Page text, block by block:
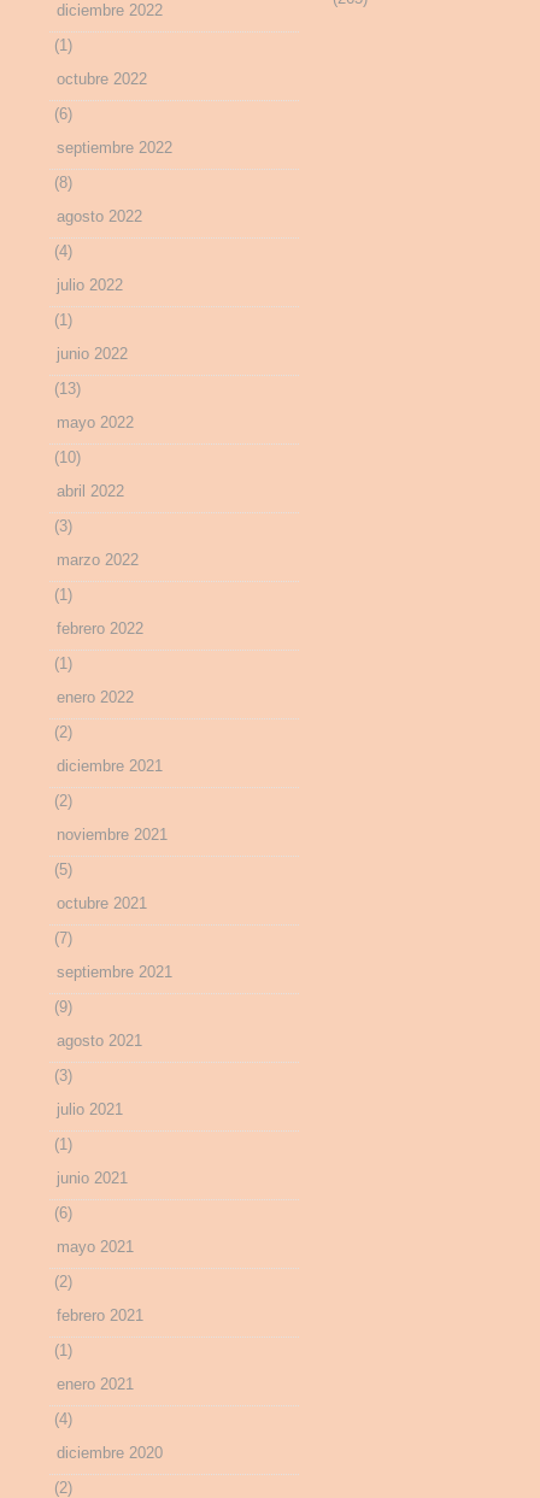
diciembre 2022
(1)
octubre 2022
(6)
septiembre 2022
(8)
agosto 2022
(4)
julio 2022
(1)
junio 2022
(13)
mayo 2022
(10)
abril 2022
(3)
marzo 2022
(1)
febrero 2022
(1)
enero 2022
(2)
diciembre 2021
(2)
noviembre 2021
(5)
octubre 2021
(7)
septiembre 2021
(9)
agosto 2021
(3)
julio 2021
(1)
junio 2021
(6)
mayo 2021
(2)
febrero 2021
(1)
enero 2021
(4)
diciembre 2020
(2)